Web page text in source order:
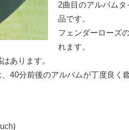
2曲目のアルバム
品です。
フェンダーローズ
れます。
あります。
40分前後のアルバムが丁度良く